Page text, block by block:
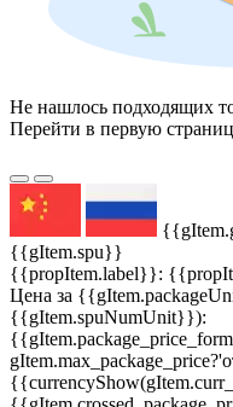
Не нашлось подходящих
Перейти в первую
{{gItem.spu}}
{{propItem.label}}:
Цена за
{{gItem.spuNumUnit}}):